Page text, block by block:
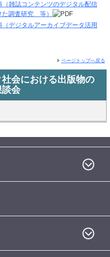
（雑誌コンテンツのデジタル配信
た調査研究 等）
（デジタルアーカイブデータ活用
ページトップへ戻る
会における出版物の
会